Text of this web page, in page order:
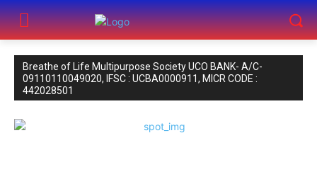
Breathe of Life Multipurpose Society UCO BANK- A/C-
09110110049020, IFSC : UCBA0000911, MICR CODE :
442028501